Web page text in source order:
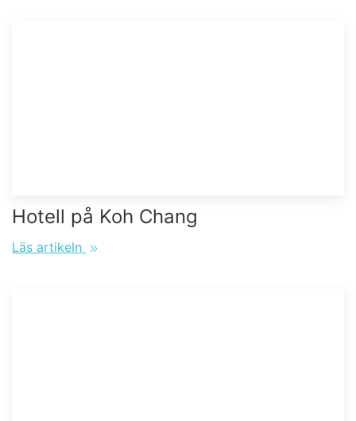
Hotell på Koh Chang
Läs artikeln